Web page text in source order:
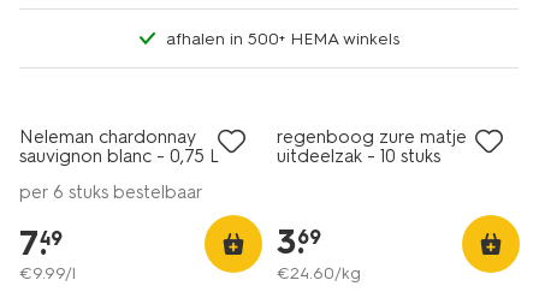
afhalen in 500+ HEMA winkels
8.5
Neleman chardonnay
sauvignon blanc - 0,75 L
per 6 stuks bestelbaar
7.
49
€9.99/l
regenboog zure matjes
uitdeelzak - 10 stuks
3.
69
€24.60/kg